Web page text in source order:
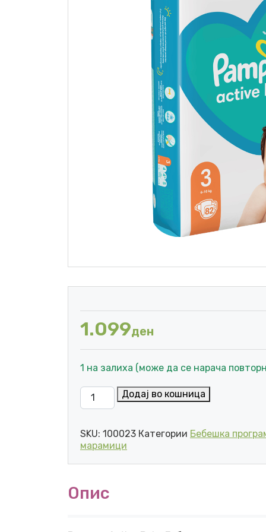
1.099ден
1 на залиха (може да се нарача
PAMPERS ACTIVE BABY 3 (5-9KG) 82
Додај во кошница
SKU: 100023 Категории Бебешка
марамици
Опис